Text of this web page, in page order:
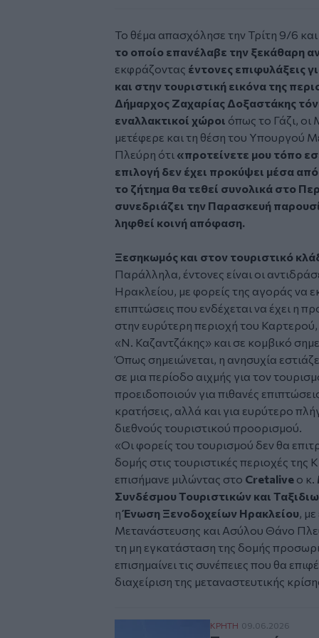
Το θέμα απασχόλησε την Τρίτη 9/6 και
το οποίο επανέλαβε την ξεκάθαρη
εκφράζοντας έντονες επιφυλάξεις
και στην τουριστική εικόνα της
Δήμαρχος Ζαχαρίας Δοξαστάκης
εναλλακτικοί χώροι όπως το Γάζι, οι
μετέφερε και τη θέση του Υπουργού
Πλεύρη ότι «προτείνετε μου τόπο
επιλογή δεν έχει προκύψει μέσα
το ζήτημα θα τεθεί συνολικά στο
συνεδριάζει την Παρασκευή
ληφθεί κοινή απόφαση.
Ξεσηκωμός και στον τουριστικό
Παράλληλα, έντονες είναι οι
Ηρακλείου, με φορείς της αγοράς να
επιπτώσεις που ενδέχεται να έχει η
στην ευρύτερη περιοχή του
«Ν. Καζαντζάκης» και σε κομβικό
Όπως σημειώνεται, η ανησυχία
σε μια περίοδο αιχμής για τον
προειδοποιούν για πιθανές
κρατήσεις, αλλά και για ευρύτερο
διεθνούς τουριστικού προορισμού.
«Οι φορείς του τουρισμού δεν θα
δομής στις τουριστικές περιοχές
επισήμανε μιλώντας στο Cretalive ο κ.
Συνδέσμου Τουριστικών και
ηΈνωση Ξενοδοχείων Ηρακλείου,
Μετανάστευσης και Ασύλου Θάνο
τη μη εγκατάσταση της δομής
επισημαίνει τις συνέπειες που θα
διαχείριση της μεταναστευτικής
Ξεσηκωμός στον
ΚΡΗΤΗ 09.06.2026